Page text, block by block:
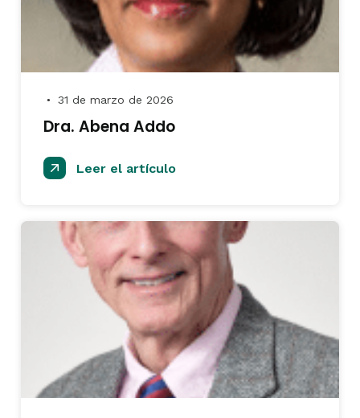
● 31 de marzo de 2026
Dra. Abena Addo
Leer el artículo